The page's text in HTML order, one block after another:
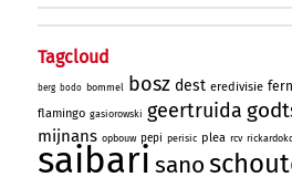
Tagcloud
berg bodo bommel bosz dest eredivisie
flamingo gasiorowski geertruida
mijnans opbouw pepi perisic plea rcv
saibari sano